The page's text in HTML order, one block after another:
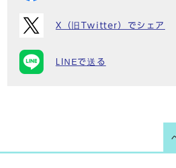
X（旧Twitter）でシェア
LINEで送る